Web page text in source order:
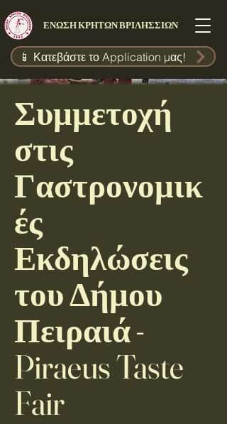
ΕΝΩΣΗ ΚΡΗΤΩΝ ΒΡΙΛΗΣΣΙΩΝ
📱 Κατεβάστε το Application μας!
Συμμετοχή
στις
Γαστρονομικ
ές
Εκδηλώσεις
του Δήμου
Πειραιά -
Piraeus Taste
Fair